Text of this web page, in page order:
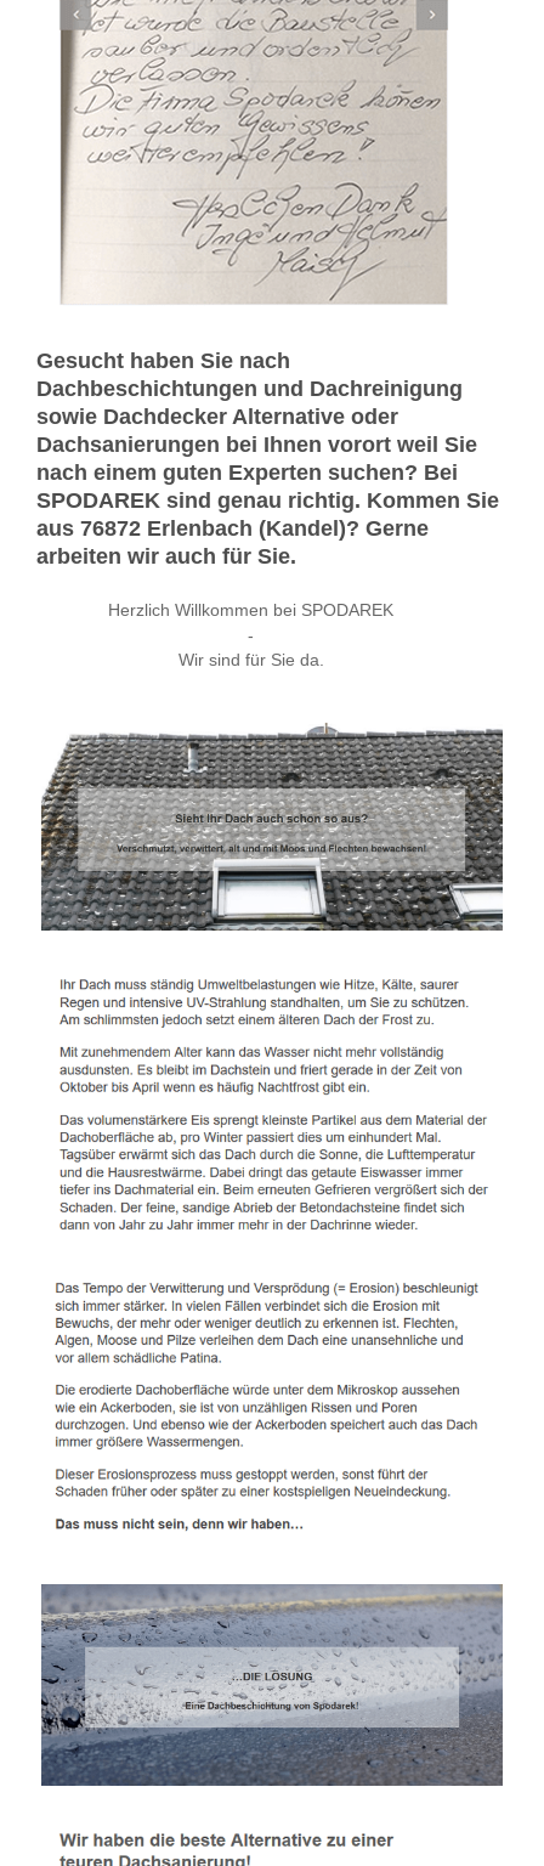
Gesucht haben Sie nach
Dachbeschichtungen und Dachreinigung
sowie Dachdecker Alternative oder
Dachsanierungen bei Ihnen vorort weil Sie
nach einem guten Experten suchen? Bei
SPODAREK sind genau richtig. Kommen Sie
aus 76872 Erlenbach (Kandel)? Gerne
arbeiten wir auch für Sie.
Herzlich Willkommen bei SPODAREK
-
Wir sind für Sie da.